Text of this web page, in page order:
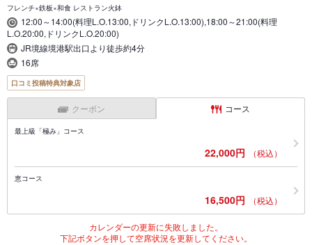
フレンチ×鉄板×和食 レストラン火鉢
12:00～14:00(料理L.O.13:00,ドリンクL.O.13:00),18:00～21:00(料理
L.O.20:00,ドリンクL.O.20:00)
JR境線境港駅出口より徒歩約4分
16席
口コミ投稿特典対象店
クーポン コース
最上級「極み」コース
22,000円 （税込）
恵コース
16,500円 （税込）
カレンダーの更新に失敗しました。
下記ボタンを押して空席状況を更新してください。